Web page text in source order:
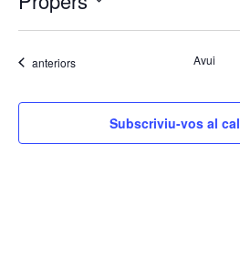
Selecciona
Esdeveniments
anteriors Avui
Subscriviu-vos al